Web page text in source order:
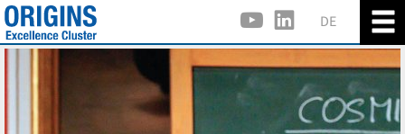
DE